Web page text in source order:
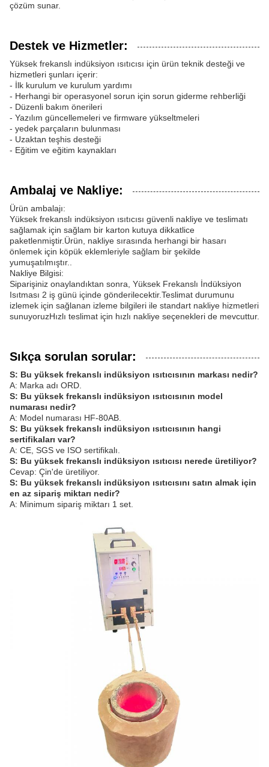
çözüm sunar.
Destek ve Hizmetler:
Yüksek frekanslı indüksiyon ısıtıcısı için ürün teknik desteği ve
hizmetleri şunları içerir:
- İlk kurulum ve kurulum yardımı
- Herhangi bir operasyonel sorun için sorun giderme rehberliği
- Düzenli bakım önerileri
- Yazılım güncellemeleri ve firmware yükseltmeleri
- yedek parçaların bulunması
- Uzaktan teşhis desteği
- Eğitim ve eğitim kaynakları
Ambalaj ve Nakliye:
Ürün ambalajı:
Yüksek frekanslı indüksiyon ısıtıcısı güvenli nakliye ve teslimatı
sağlamak için sağlam bir karton kutuya dikkatlice
paketlenmiştir.Ürün, nakliye sırasında herhangi bir hasarı
önlemek için köpük eklemleriyle sağlam bir şekilde
yumuşatılmıştır..
Nakliye Bilgisi:
Siparişiniz onaylandıktan sonra, Yüksek Frekanslı İndüksiyon
Isıtması 2 iş günü içinde gönderilecektir.Teslimat durumunu
izlemek için sağlanan izleme bilgileri ile standart nakliye hizmetleri
sunuyoruzHızlı teslimat için hızlı nakliye seçenekleri de mevcuttur.
Sıkça sorulan sorular:
S: Bu yüksek frekanslı indüksiyon ısıtıcısının markası nedir?
A: Marka adı ORD.
S: Bu yüksek frekanslı indüksiyon ısıtıcısının model
numarası nedir?
A: Model numarası HF-80AB.
S: Bu yüksek frekanslı indüksiyon ısıtıcısının hangi
sertifikaları var?
A: CE, SGS ve ISO sertifikalı.
S: Bu yüksek frekanslı indüksiyon ısıtıcısı nerede üretiliyor?
Cevap: Çin'de üretiliyor.
S: Bu yüksek frekanslı indüksiyon ısıtıcısını satın almak için
en az sipariş miktarı nedir?
A: Minimum sipariş miktarı 1 set.